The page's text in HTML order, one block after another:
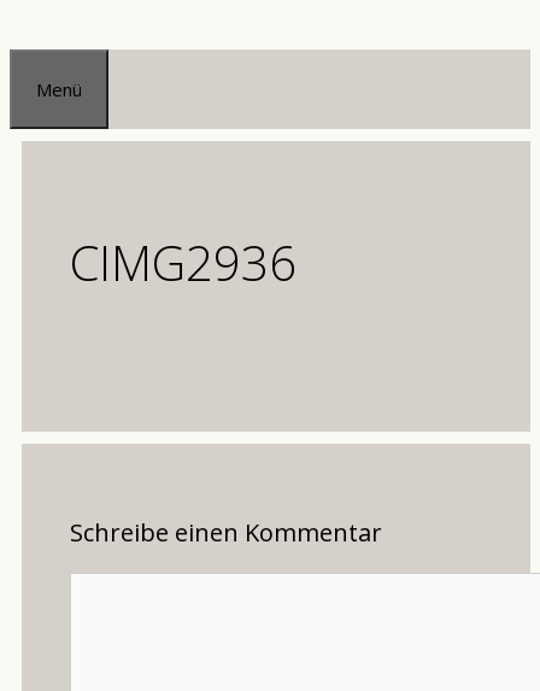
Zum
Inhalt
springen
Menü
CIMG2936
Schreibe einen Kommentar